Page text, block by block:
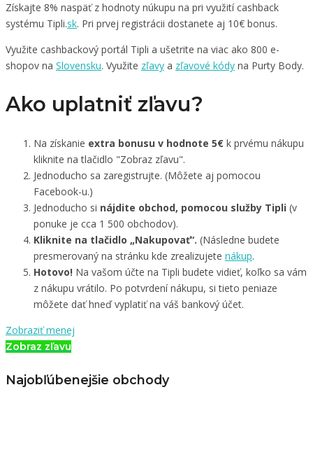
Získajte 8% naspäť z hodnoty núkupu na pri využití cashback
systému Tipli.sk. Pri prvej registrácii dostanete aj 10€ bonus.
Využite cashbackový portál Tipli a ušetrite na viac ako 800 e-
shopov na Slovensku. Využite zľavy a zľavové kódy na Purty Body.
Ako uplatniť zľavu?
Na získanie extra bonusu v hodnote 5€ k prvému nákupu
kliknite na tlačidlo "Zobraz zľavu".
Jednoducho sa zaregistrujte. (Môžete aj pomocou
Facebook-u.)
Jednoducho si nájdite obchod, pomocou služby Tipli (v
ponuke je cca 1 500 obchodov).
Kliknite na tlačidlo „Nakupovať“. (Následne budete
presmerovaný na stránku kde zrealizujete nákup.
Hotovo! Na vašom účte na Tipli budete vidieť, koľko sa vám
z nákupu vrátilo. Po potvrdení nákupu, si tieto peniaze
môžete dať hneď vyplatiť na váš bankový účet.
Zobraziť menej
Zobraz zľavu
Najobľúbenejšie obchody